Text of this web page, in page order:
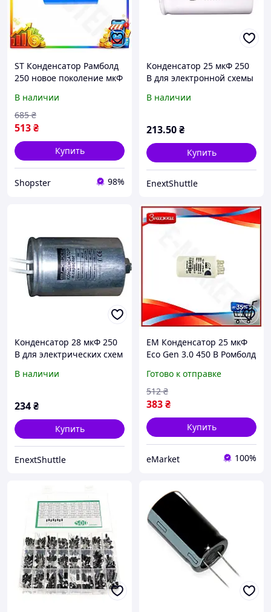
ST Конденсатор Рамболд
250 новое поколение мкФ
электролитический
конденсатор для OST|ER
В наличии
513₴
685 ₴
Купить
Shopster 98%
Конденсатор 25 мкФ 250
В для электронной схемы
В наличии
213.50₴
Купить
EnextShuttle
Конденсатор 28 мкФ 250
В для электрических схем
В наличии
234₴
Купить
EnextShuttle
EM Конденсатор 25 мкФ
Eco Gen 3.0 450 В Ромболд
схем и устройств
электротехники MAR_K
Готово к отправке
383₴
512 ₴
Купить
eMarket 100%